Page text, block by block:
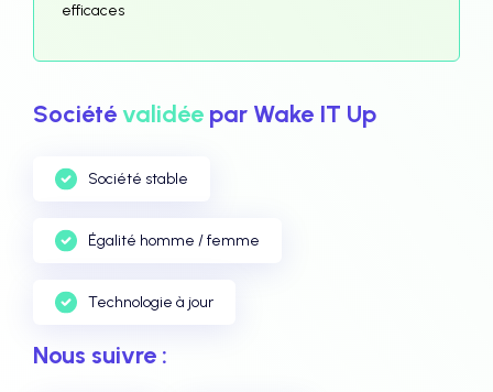
efficaces
Sociétévalidée par Wake IT Up
Société stable
Égalité homme / femme
Technologie à jour
Nous suivre :